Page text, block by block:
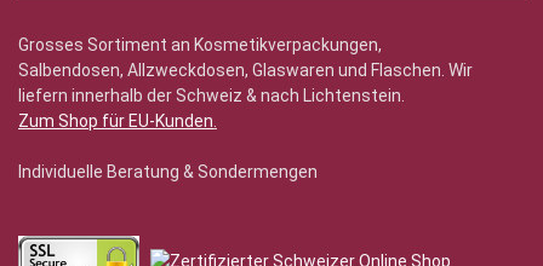
Grosses Sortiment an Kosmetikverpackungen,
Salbendosen, Allzweckdosen, Glaswaren und Flaschen. Wir
liefern innerhalb der Schweiz & nach Lichtenstein.
Zum Shop für EU-Kunden.
Individuelle Beratung & Sondermengen